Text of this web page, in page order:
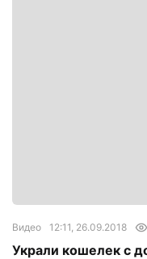
Видео 12:11, 26.09.2018
Украли кошелек с